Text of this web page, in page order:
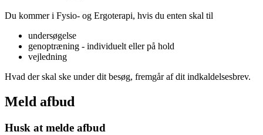
Du kommer i Fysio- og Ergoterapi, hvis du enten skal til
undersøgelse
genoptræning - individuelt eller på hold
vejledning
Hvad der skal ske under dit besøg, fremgår af dit indkaldelsesbrev.
Meld afbud
Husk at melde afbud